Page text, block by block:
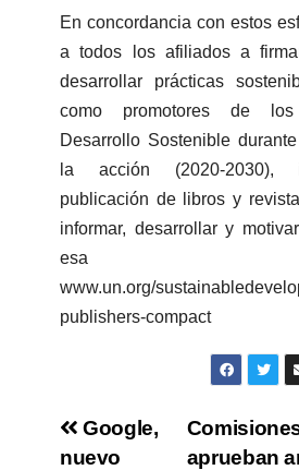
En concordancia con estos
a todos los afiliados a
desarrollar prácticas
como promotores de
Desarrollo Sostenible
la acción (2020-2030),
publicación de libros y
informar, desarrollar y
esa
www.un.org/
publishers-compact
aprueban
Google,
nuevo